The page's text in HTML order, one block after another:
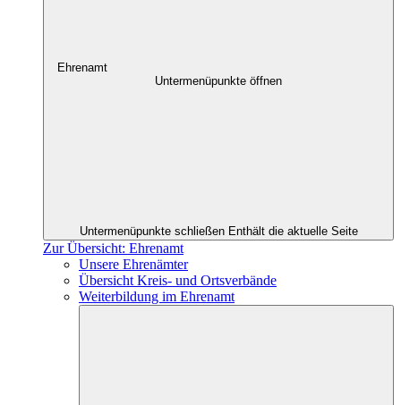
Ehrenamt
Untermenüpunkte öffnen
Untermenüpunkte schließen Enthält die aktuelle Seite
Zur Übersicht: Ehrenamt
Unsere Ehrenämter
Übersicht Kreis- und Ortsverbände
Weiterbildung im Ehrenamt